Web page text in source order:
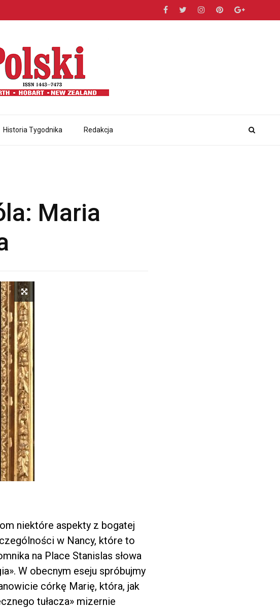
Historia Tygodnika Redakcja
Maria
niektóre aspekty z bogatej
w Nancy, które to
na Place Stanislas słowa
W obecnym eseju spróbujmy
córkę Marię, która, jak
tułacza» mizernie